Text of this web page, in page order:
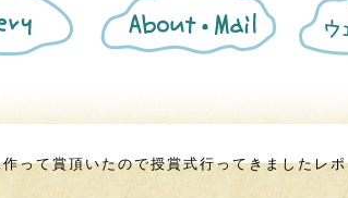
み
葱
ィ
ル
って賞頂いたので授賞式行ってきましたレポ